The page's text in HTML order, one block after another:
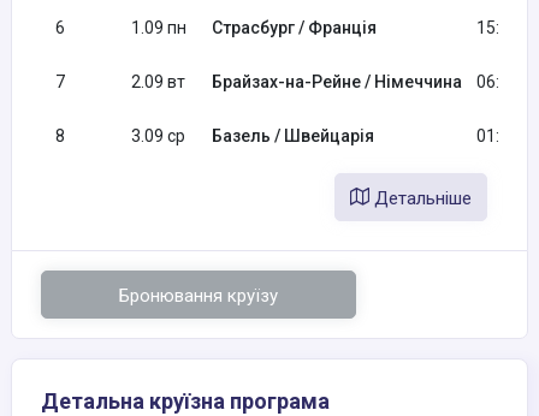
6 1.09 пн Страсбург / Франція 15:00
7 2.09 вт Брайзах-на-Рейне / Німеччина 06:00
8 3.09 ср Базель / Швейцарія 01:00
Детальніше
Бронювання круїзу
Детальна круїзна програма